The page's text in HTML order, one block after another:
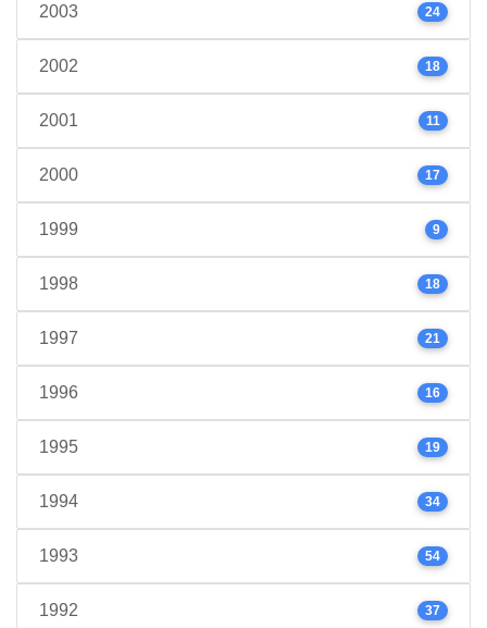
2003 24
2002 18
2001 11
2000 17
1999 9
1998 18
1997 21
1996 16
1995 19
1994 34
1993 54
1992 37